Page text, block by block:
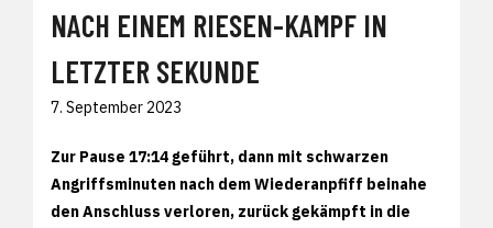
NACH EINEM RIESEN-KAMPF IN
LETZTER SEKUNDE
7. September 2023
Zur Pause 17:14 geführt, dann mit schwarzen
Angriffsminuten nach dem Wiederanpfiff beinahe
den Anschluss verloren, zurück gekämpft in die